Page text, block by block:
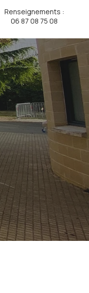
Renseignements :
06 87 08 75 08